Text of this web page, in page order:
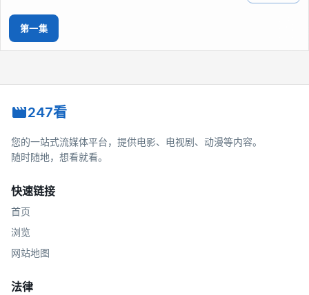
第一集
247看
您的一站式流媒体平台，提供电影、电视剧、动漫等内容。
随时随地，想看就看。
快速链接
首页
浏览
网站地图
法律